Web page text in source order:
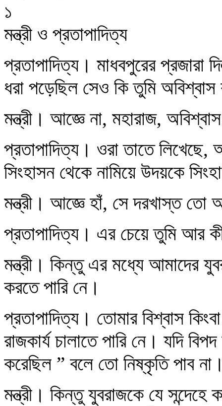
১
মন্ত্রী ও প্রতাপাদিত্য
প্রতাপাদিত্য। মাধবপুরের প্রজারা
ধরা পড়েছিল সেও কি তুমি
মন্ত্রী। আজ্ঞে না, মহারাজ,
প্রতাপাদিত্য। ওরা তাতে
সিংহাসন থেকে নামিয়ে উদয়কে
মন্ত্রী। আজ্ঞে হাঁ, সে দরখাস্ত তো
প্রতাপাদিত্য। এর চেয়ে তুমি আর
মন্ত্রী। কিন্তু এর মধ্যে আমাদের
করতে পারি নে।
প্রতাপাদিত্য। তোমার বিশ্বাস
রাজকার্য চালাতে পারি নে। যদি
করেছিল ” বলে তো নিষ্কৃতি পাব
মন্ত্রী। কিন্তু যুবরাজকে যে সন্দেহে